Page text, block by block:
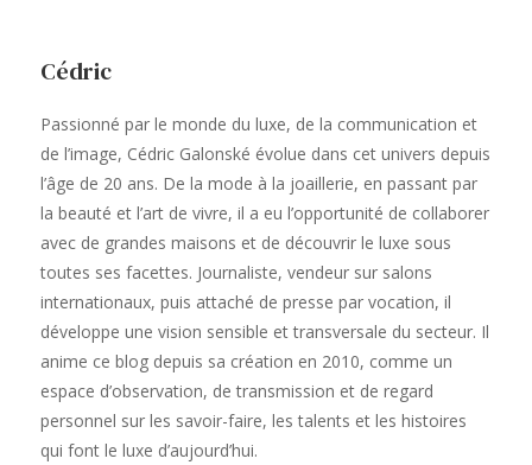
Cédric
Passionné par le monde du luxe, de la communication et
de l’image, Cédric Galonské évolue dans cet univers depuis
l’âge de 20 ans. De la mode à la joaillerie, en passant par
la beauté et l’art de vivre, il a eu l’opportunité de collaborer
avec de grandes maisons et de découvrir le luxe sous
toutes ses facettes. Journaliste, vendeur sur salons
internationaux, puis attaché de presse par vocation, il
développe une vision sensible et transversale du secteur. Il
anime ce blog depuis sa création en 2010, comme un
espace d’observation, de transmission et de regard
personnel sur les savoir-faire, les talents et les histoires
qui font le luxe d’aujourd’hui.